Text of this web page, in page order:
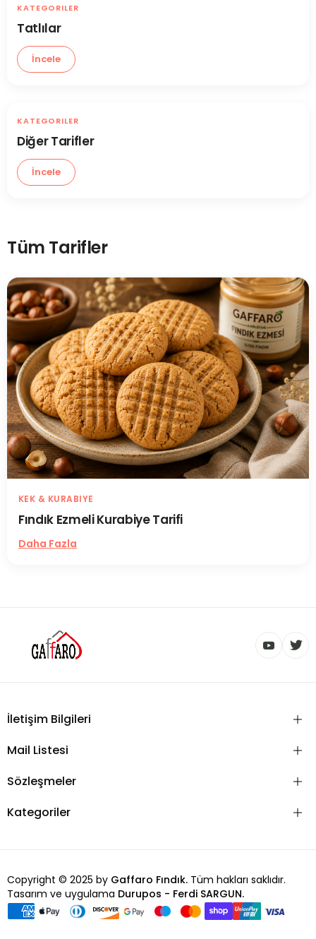
KATEGORILER
Tatlılar
İncele
KATEGORILER
Diğer Tarifler
İncele
Tüm Tarifler
KEK & KURABIYE
Fındık Ezmeli Kurabiye Tarifi
Daha Fazla
İletişim Bilgileri
Mail Listesi
Sözleşmeler
Kategoriler
Copyright © 2025 by Gaffaro Fındık. Tüm hakları saklıdır.
Tasarım ve uygulama Durupos - Ferdi SARGUN.